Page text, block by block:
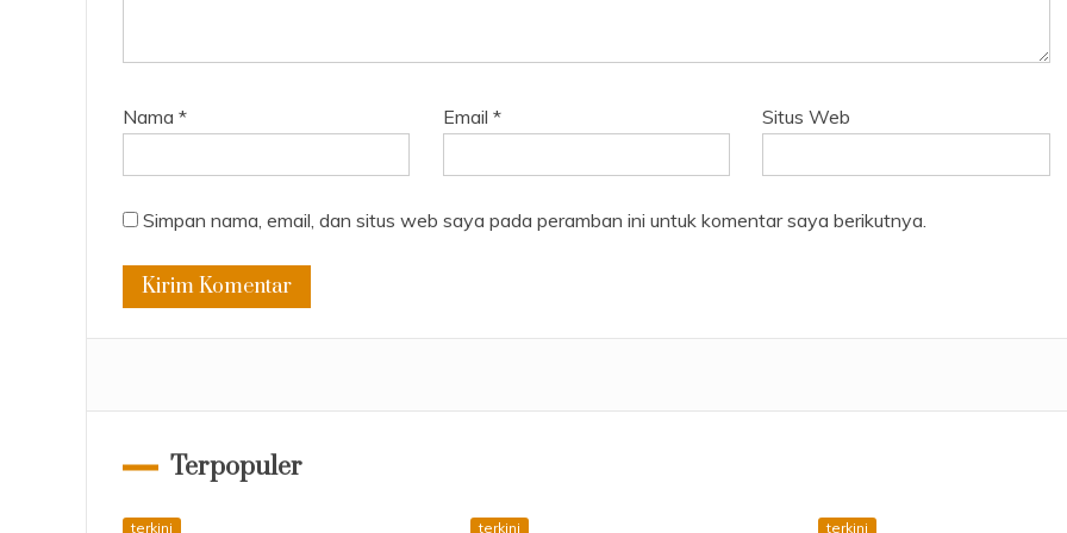
Nama * Email * Situs Web
Simpan nama, email, dan situs web saya pada peramban ini untuk komentar saya berikutnya.
Terpopuler
terkini terkini terkini